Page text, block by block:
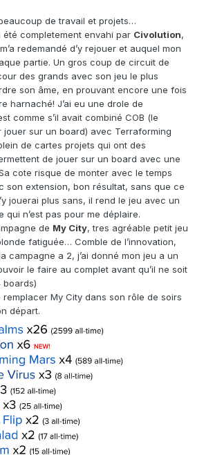
de travail et projets…
été completement envahi par Civolution,
redemandé d’y rejouer et auquel mon
partie. Un gros coup de circuit de
des grands avec son jeu le plus
son âme, en prouvant encore une fois
harnaché! J’ai eu une drole de
comme s’il avait combiné COB (le
sur un board) avec Terraforming
de cartes projets qui ont des
de jouer sur un board avec une
cote risque de monter avec le temps
son extension, bon résultat, sans que ce
jouerai plus sans, il rend le jeu avec un
qui n’est pas pour me déplaire.
de My City, tres agréable petit jeu
fatiguée… Comble de l’innovation,
campagne a 2, j’ai donné mon jeu a un
le faire au complet avant qu’il ne soit
boards)
My City dans son rôle de soirs
départ.